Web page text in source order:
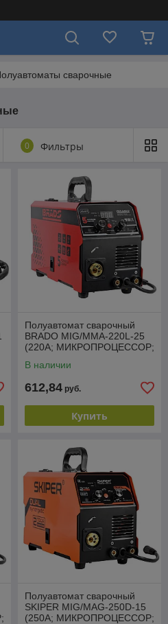
сварочные
0 Фильтры
Полуавтомат сварочный
BRADO MIG/MMA-220L-25
(220А; МИКРОПРОЦЕССОР;
еврорукав 3м)
В наличии
612,84 руб.
Купить
Полуавтомат сварочный
SKIPER MIG/MAG-250D-15
(250А; МИКРОПРОЦЕССОР;